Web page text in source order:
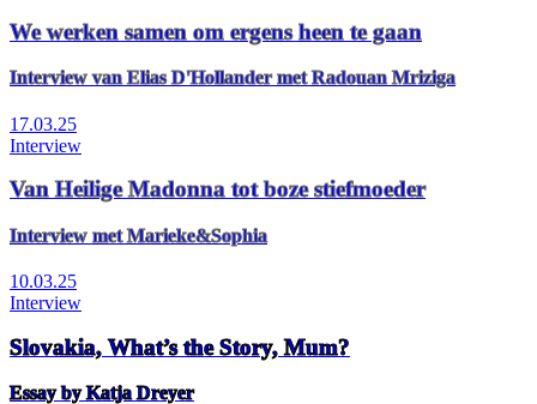
We werken samen om ergens heen te gaan
Interview van Elias D'Hollander met Radouan Mriziga
17.03.25
Interview
Van Heilige Madonna tot boze stiefmoeder
Interview met Marieke&Sophia
10.03.25
Interview
Slovakia, What’s the Story, Mum?
Essay by Katja Dreyer